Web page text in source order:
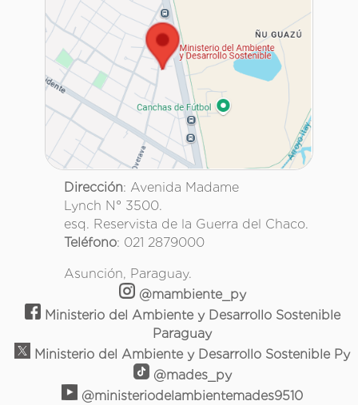
Dirección: Avenida Madame
Lynch N° 3500.
esq. Reservista de la Guerra del Chaco.
Teléfono: 021 2879000
Asunción, Paraguay.
@mambiente_py
Ministerio del Ambiente y Desarrollo Sostenible
Paraguay
Ministerio del Ambiente y Desarrollo Sostenible Py
@mades_py
@ministeriodelambientemades9510